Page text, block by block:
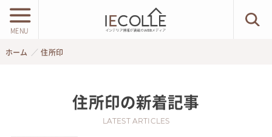
MENU
ホーム 住所印
住所印の新着記事
LATEST ARTICLES